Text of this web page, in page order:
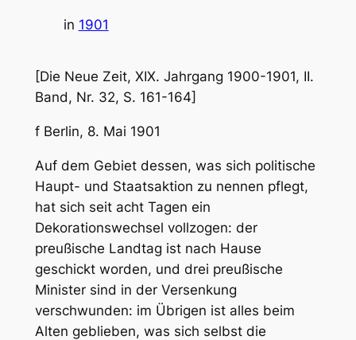
in 1901
[Die Neue Zeit, XIX. Jahrgang 1900-1901, II.
Band, Nr. 32, S. 161-164]
f Berlin, 8. Mai 1901
Auf dem Gebiet dessen, was sich politische
Haupt- und Staatsaktion zu nennen pflegt,
hat sich seit acht Tagen ein
Dekorationswechsel vollzogen: der
preußische Landtag ist nach Hause
geschickt worden, und drei preußische
Minister sind in der Versenkung
verschwunden: im Übrigen ist alles beim
Alten geblieben, was sich selbst die